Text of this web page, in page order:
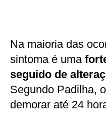
Na maioria das
sintoma é uma
seguido de
Segundo Padilha,
demorar até 24